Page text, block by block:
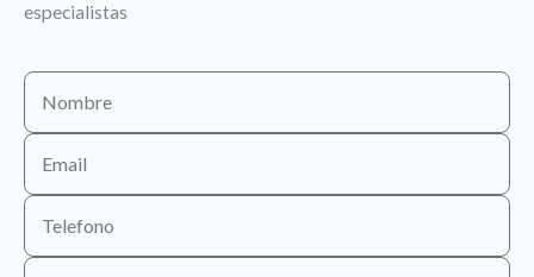
especialistas